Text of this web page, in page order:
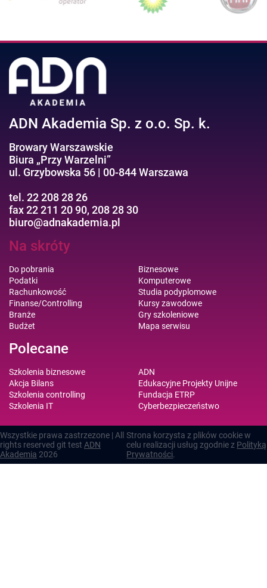
ADN Akademia Sp. z o.o. Sp. k.
Browary Warszawskie
Biura „Przy Warzelni”
ul. Grzybowska 56 | 00-844 Warszawa
tel. 22 208 28 26
fax 22 211 20 90, 208 28 30
biuro@adnakademia.pl
Na skróty
Do pobrania
Podatki
Rachunkowość
Finanse/Controlling
Branże
Budżet
Biznesowe
Komputerowe
Studia podyplomowe
Kursy zawodowe
Gry szkoleniowe
Mapa serwisu
Polecane
Szkolenia biznesowe
Akcja Bilans
Szkolenia controlling
Szkolenia IT
ADN
Edukacyjne Projekty Unijne
Fundacja ETRP
Cyberbezpieczeństwo
Wszystkie prawa zastrzezone | All
rights reserved git test ADN
Akademia 2026
Strona korzysta z plików cookie w
celu realizacji usług zgodnie z Polityką
Prywatności.